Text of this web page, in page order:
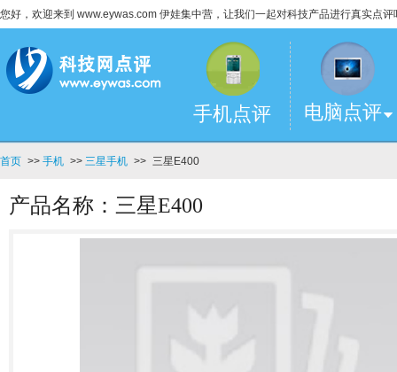
您好，欢迎来到 www.eywas.com 伊娃集中营，让我们一起对科技产品进行真实点评
手机点评 电脑点评
首页 >> 手机 >> 三星手机 >> 三星E400
产品名称：三星E400